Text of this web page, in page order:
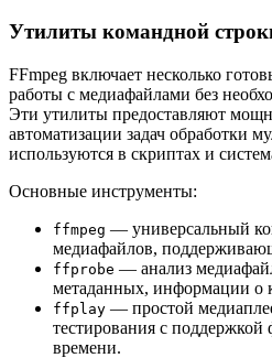
Утилиты командной
FFmpeg включает несколько
работы с медиафайлами без
Эти утилиты предоставляют
автоматизации задач обработки
используются в скриптах и
Основные инструменты:
ffmpeg — универсальный
медиафайлов,
ffprobe — анализ
метаданных, информации о
ffplay — простой
тестирования с поддержкой
времени.